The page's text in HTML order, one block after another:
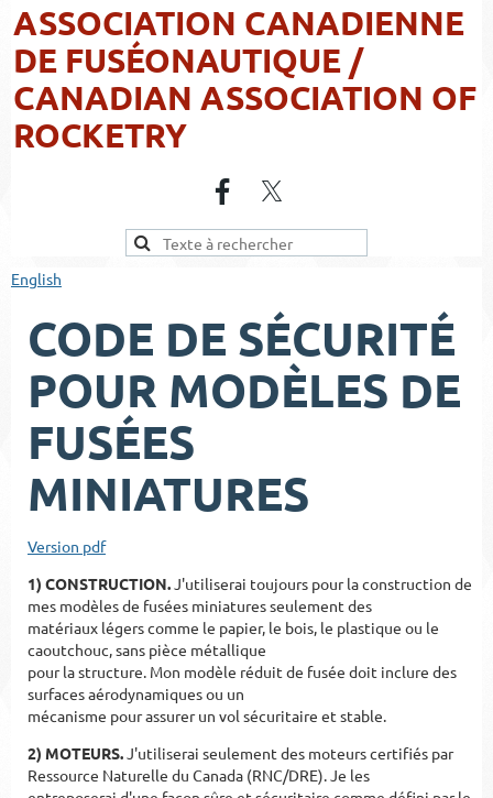
ASSOCIATION CANADIENNE
DE FUSÉONAUTIQUE /
CANADIAN ASSOCIATION OF
ROCKETRY
English
CODE DE SÉCURITÉ
POUR MODÈLES DE
FUSÉES
MINIATURES
Version pdf
1) CONSTRUCTION.J'utiliserai toujours pour la construction de
mes modèles de fusées miniatures seulement des
matériaux légers comme le papier, le bois, le plastique ou le
caoutchouc, sans pièce métallique
pour la structure. Mon modèle réduit de fusée doit inclure des
surfaces aérodynamiques ou un
mécanisme pour assurer un vol sécuritaire et stable.
2) MOTEURS.J'utiliserai seulement des moteurs certifiés par
Ressource Naturelle du Canada (RNC/DRE). Je les